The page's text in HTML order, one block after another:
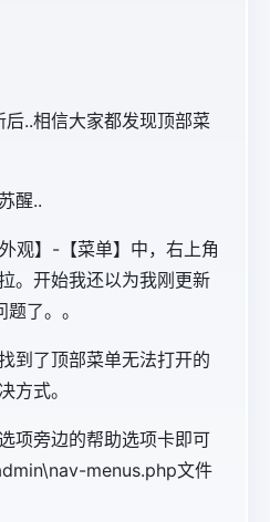
..相信大家都发现顶部菜
醒..
观】-【菜单】中，右上角
。开始我还以为我刚更新
了。。
到了顶部菜单无法打开的
方式。
项旁边的帮助选项卡即可
menus.php文件